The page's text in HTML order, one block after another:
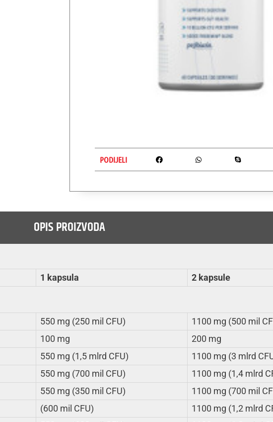
PODIJELI
OPIS PROIZVODA
1 kapsula
2 kapsule
550 mg (250 mil CFU)
1100 mg (500 mil
100 mg
200 mg
550 mg (1,5 mlrd CFU)
1100 mg (3 mlrd
550 mg (700 mil CFU)
1100 mg (1,4 mlrd
550 mg (350 mil CFU)
1100 mg (700 mil
(600 mil CFU)
1100 mg (1,2 mlrd